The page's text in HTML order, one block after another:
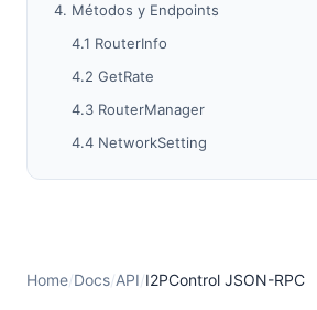
4. Métodos y Endpoints
4.1 RouterInfo
4.2 GetRate
4.3 RouterManager
4.4 NetworkSetting
6. Uso y mejores prácticas
Home/Docs/API/I2PControl JSON-RPC